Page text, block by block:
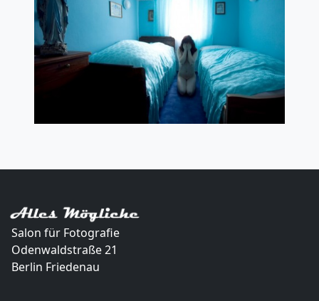
Salon für Fotografie
Odenwaldstraße 21
Berlin Friedenau